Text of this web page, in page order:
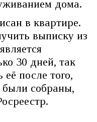
дома.
в квартире.
выписку из
30 дней, так
после того,
были собраны,